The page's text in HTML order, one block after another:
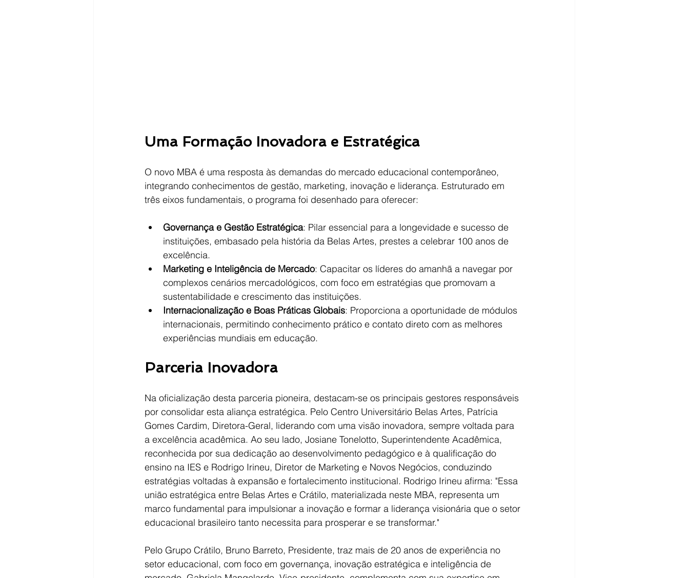
Uma Formação Inovadora e Estratégica
O novo MBA é uma resposta às demandas do mercado educacional contemporâneo,
integrando conhecimentos de gestão, marketing, inovação e liderança. Estruturado em
três eixos fundamentais, o programa foi desenhado para oferecer:
Governança e Gestão Estratégica: Pilar essencial para a longevidade e sucesso de
instituições, embasado pela história da Belas Artes, prestes a celebrar 100 anos de
excelência.
Marketing e Inteligência de Mercado: Capacitar os líderes do amanhã a navegar por
complexos cenários mercadológicos, com foco em estratégias que promovam a
sustentabilidade e crescimento das instituições.
Internacionalização e Boas Práticas Globais: Proporciona a oportunidade de módulos
internacionais, permitindo conhecimento prático e contato direto com as melhores
experiências mundiais em educação.
Parceria Inovadora
Na oficialização desta parceria pioneira, destacam-se os principais gestores responsáveis
por consolidar esta aliança estratégica. Pelo Centro Universitário Belas Artes, Patrícia
Gomes Cardim, Diretora-Geral, liderando com uma visão inovadora, sempre voltada para
a excelência acadêmica. Ao seu lado, Josiane Tonelotto, Superintendente Acadêmica,
reconhecida por sua dedicação ao desenvolvimento pedagógico e à qualificação do
ensino na IES e Rodrigo Irineu, Diretor de Marketing e Novos Negócios, conduzindo
estratégias voltadas à expansão e fortalecimento institucional. Rodrigo Irineu afirma: "Essa
união estratégica entre Belas Artes e Crátilo, materializada neste MBA, representa um
marco fundamental para impulsionar a inovação e formar a liderança visionária que o setor
educacional brasileiro tanto necessita para prosperar e se transformar."
Pelo Grupo Crátilo, Bruno Barreto, Presidente, traz mais de 20 anos de experiência no
setor educacional, com foco em governança, inovação estratégica e inteligência de